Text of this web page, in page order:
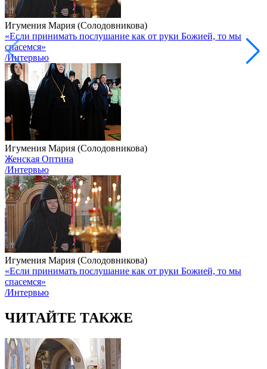
Игумения Мария (Солодовникова)
«Если принимать послушание как от руки Божией, то мы
спасемся»
/Интервью
Игумения Мария (Солодовникова)
Женская Оптина
/Интервью
Игумения Мария (Солодовникова)
«Если принимать послушание как от руки Божией, то мы
спасемся»
/Интервью
ЧИТАЙТЕ ТАКЖЕ